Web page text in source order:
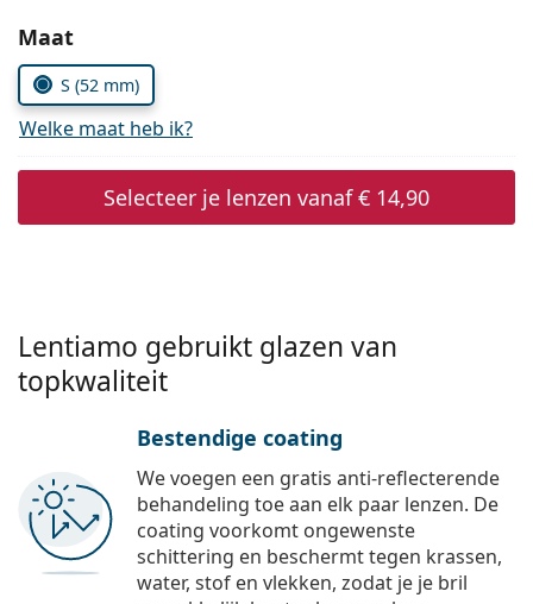
Prada
Alle merken
Kies parameters:
Maat
S (52 mm)
Welke maat heb ik?
Selecteer je lenzen vanaf€ 14,90
Lentiamo gebruikt glazen van
topkwaliteit
Bestendige coating
We voegen een gratis anti-reflecterende
behandeling toe aan elk paar lenzen. De
coating voorkomt ongewenste
schittering en beschermt tegen krassen,
water, stof en vlekken, zodat je je bril